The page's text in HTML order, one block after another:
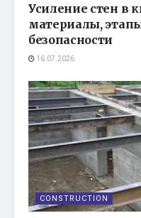
Усиление стен в
материалы,
безопасности
16.07.2026
CONSTRUCTION